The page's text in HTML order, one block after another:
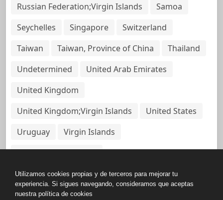
Russian Federation;Virgin Islands
Samoa
Seychelles
Singapore
Switzerland
Taiwan
Taiwan, Province of China
Thailand
Undetermined
United Arab Emirates
United Kingdom
United Kingdom;Virgin Islands
United States
Uruguay
Virgin Islands
Virgin Islands, British
Utilizamos cookies propias y de terceros para mejorar tu
experiencia. Si sigues navegando, consideramos que aceptas
nuestra política de cookies